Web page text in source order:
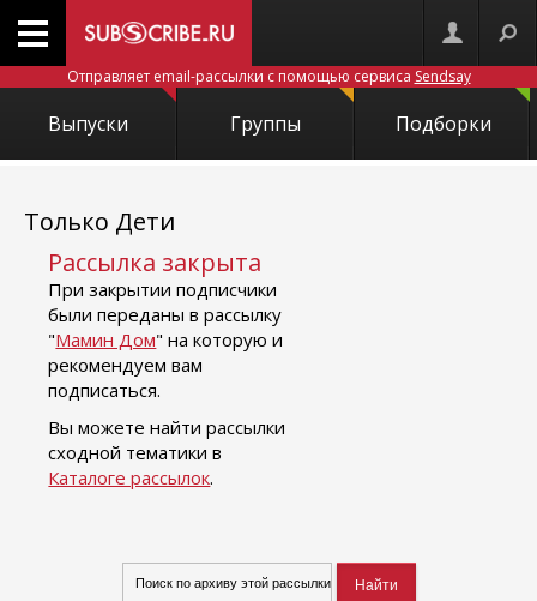
Отправляет email-рассылки с помощью сервиса Sendsay
Выпуски Группы Подборки
Только Дети
Рассылка закрыта
При закрытии подписчики
были переданы в рассылку
"Мамин Дом" на которую и
рекомендуем вам
подписаться.
Вы можете найти рассылки
сходной тематики в
Каталоге рассылок.